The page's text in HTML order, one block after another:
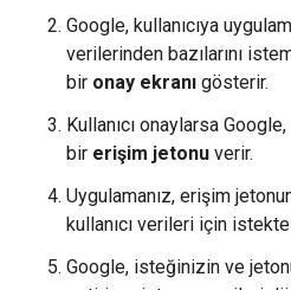
Google, kullanıcıya
verilerinden bazılarını
bir onay ekranı gösterir.
Kullanıcı onaylarsa
bir erişim jetonu verir.
Uygulamanız, erişim
kullanıcı verileri için istekte
Google, isteğinizin ve